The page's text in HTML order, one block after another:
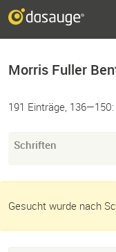
Morris Fuller
191 Einträge, 136—150:
Schriften
Gesucht wurde nach